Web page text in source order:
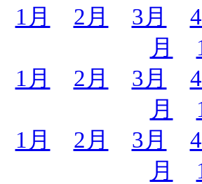
1月 2月 3月
月
1月 2月 3月
月
1月 2月 3月
月